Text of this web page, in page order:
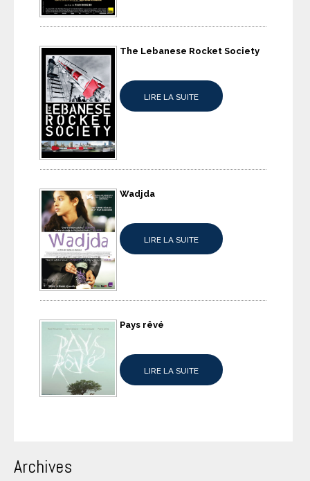
The Lebanese Rocket Society
LIRE LA SUITE
Wadjda
LIRE LA SUITE
Pays rêvé
LIRE LA SUITE
Archives